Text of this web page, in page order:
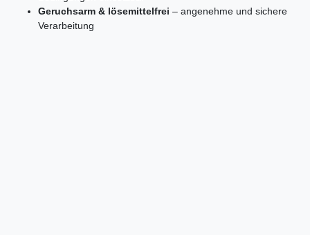
Geruchsarm & lösemittelfrei – angenehme und sichere
Verarbeitung